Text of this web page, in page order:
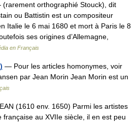
orthographié Stouck), dit
ou Battistin est un compositeur
Italie le 6 mai 1680 et mort à Paris le 8
ses origines d’Allemagne,
en Français
— Pour les articles homonymes, voir
par Jean Morin Jean Morin est un
(1610 env. 1650) Parmi les artistes
au XVIIe siècle, il en est peu